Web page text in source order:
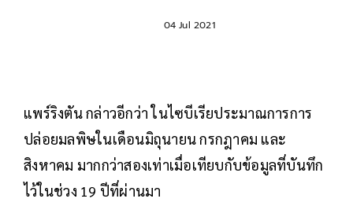
04 Jul 2021
แพร์ริงตัน กล่าวอีกว่า ในไซบีเรียประมาณการการ
ปล่อยมลพิษในเดือนมิถุนายน กรกฎาคม และ
สิงหาคม มากกว่าสองเท่าเมื่อเทียบกับข้อมูลที่บันทึก
ไว้ในช่วง 19 ปีที่ผ่านมา